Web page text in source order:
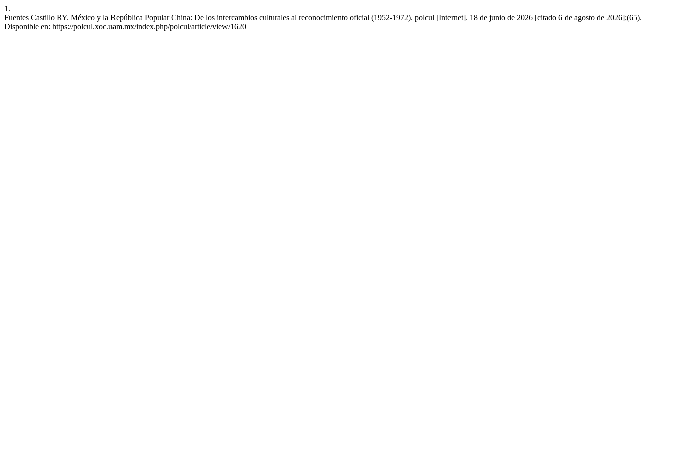
1.
Fuentes Castillo RY. México y la República Popular China: De los intercambios culturales al reconocimiento oficial (1952-1972). polcul [Internet]. 18 de junio de 2026 [citado 6 de agosto de 2026];(65).
Disponible en: https://polcul.xoc.uam.mx/index.php/polcul/article/view/1620